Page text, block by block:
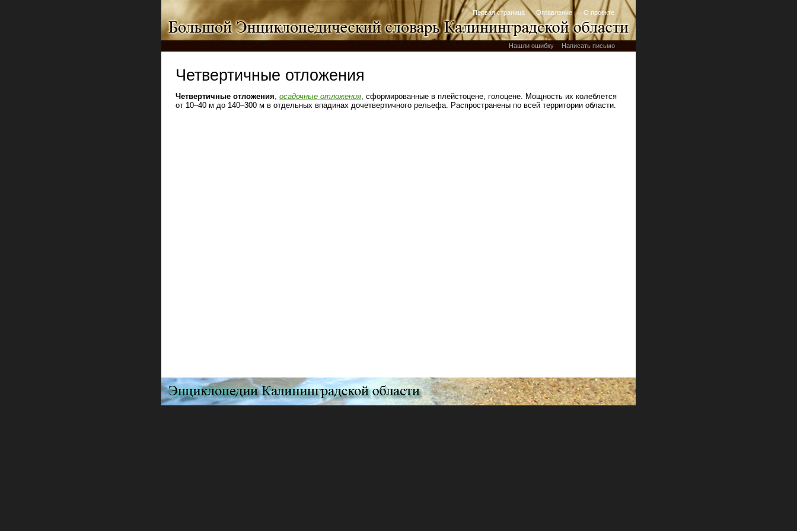
Первая страница Оглавление О проекте
Нашли ошибку Написать письмо
Четвертичные отложения
Четвертичные отложения, осадочные отложения, сформированные в плейстоцене, голоцене. Мощность их колеблется
от 10–40 м до 140–300 м в отдельных впадинах дочетвертичного рельефа. Распространены по всей территории области.